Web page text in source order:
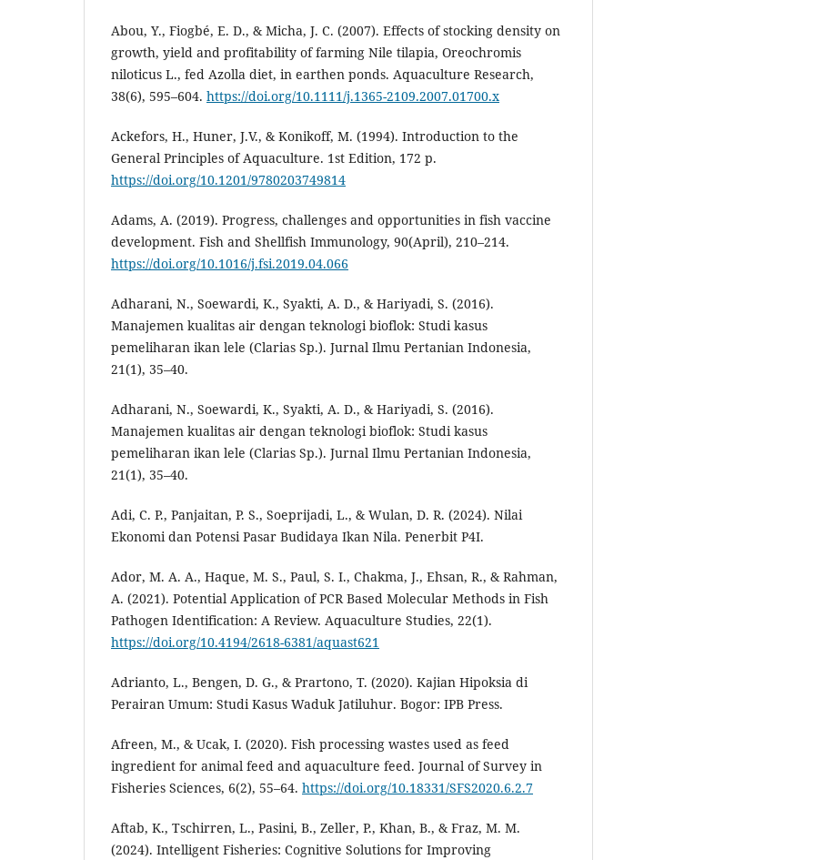
Abou, Y., Fiogbé, E. D., & Micha, J. C. (2007). Effects of stocking density on
growth, yield and profitability of farming Nile tilapia, Oreochromis
niloticus L., fed Azolla diet, in earthen ponds. Aquaculture Research,
38(6), 595–604. https://doi.org/10.1111/j.1365-2109.2007.01700.x
Ackefors, H., Huner, J.V., & Konikoff, M. (1994). Introduction to the
General Principles of Aquaculture. 1st Edition, 172 p.
https://doi.org/10.1201/9780203749814
Adams, A. (2019). Progress, challenges and opportunities in fish vaccine
development. Fish and Shellfish Immunology, 90(April), 210–214.
https://doi.org/10.1016/j.fsi.2019.04.066
Adharani, N., Soewardi, K., Syakti, A. D., & Hariyadi, S. (2016).
Manajemen kualitas air dengan teknologi bioflok: Studi kasus
pemeliharan ikan lele (Clarias Sp.). Jurnal Ilmu Pertanian Indonesia,
21(1), 35–40.
Adharani, N., Soewardi, K., Syakti, A. D., & Hariyadi, S. (2016).
Manajemen kualitas air dengan teknologi bioflok: Studi kasus
pemeliharan ikan lele (Clarias Sp.). Jurnal Ilmu Pertanian Indonesia,
21(1), 35–40.
Adi, C. P., Panjaitan, P. S., Soeprijadi, L., & Wulan, D. R. (2024). Nilai
Ekonomi dan Potensi Pasar Budidaya Ikan Nila. Penerbit P4I.
Ador, M. A. A., Haque, M. S., Paul, S. I., Chakma, J., Ehsan, R., & Rahman,
A. (2021). Potential Application of PCR Based Molecular Methods in Fish
Pathogen Identification: A Review. Aquaculture Studies, 22(1).
https://doi.org/10.4194/2618-6381/aquast621
Adrianto, L., Bengen, D. G., & Prartono, T. (2020). Kajian Hipoksia di
Perairan Umum: Studi Kasus Waduk Jatiluhur. Bogor: IPB Press.
Afreen, M., & Ucak, I. (2020). Fish processing wastes used as feed
ingredient for animal feed and aquaculture feed. Journal of Survey in
Fisheries Sciences, 6(2), 55–64. https://doi.org/10.18331/SFS2020.6.2.7
Aftab, K., Tschirren, L., Pasini, B., Zeller, P., Khan, B., & Fraz, M. M.
(2024). Intelligent Fisheries: Cognitive Solutions for Improving